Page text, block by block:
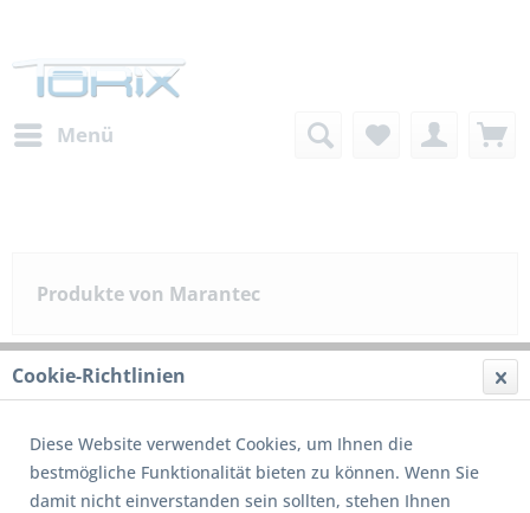
Menü
Produkte von Marantec
Filtern
1 von13
Cookie-Richtlinien
Diese Website verwendet Cookies, um Ihnen die
bestmögliche Funktionalität bieten zu können. Wenn Sie
damit nicht einverstanden sein sollten, stehen Ihnen